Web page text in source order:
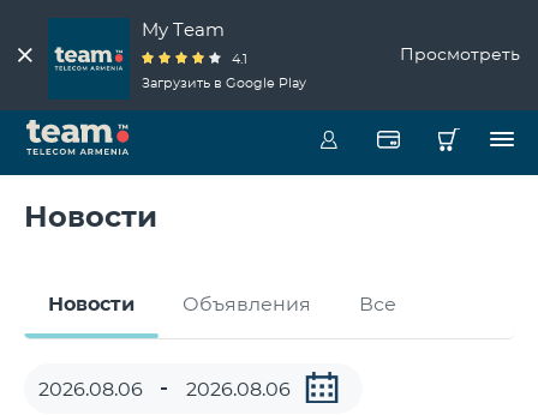
My Team
4.1
Загрузить в Google Play
Просмотреть
Новости
Новости Объявления Все